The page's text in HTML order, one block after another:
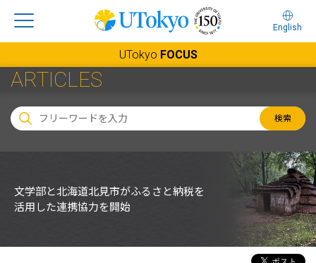
English
UTokyo FOCUS
ARTICLES
検索
文学部と北海道北見市がふるさと納税を
活用した連携協力を開始